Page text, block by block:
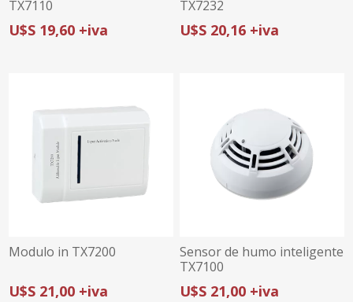
TX7110
U$S 19,60 +iva
TX7232
U$S 20,16 +iva
Modulo in TX7200
U$S 21,00 +iva
Sensor de humo inteligente
TX7100
U$S 21,00 +iva